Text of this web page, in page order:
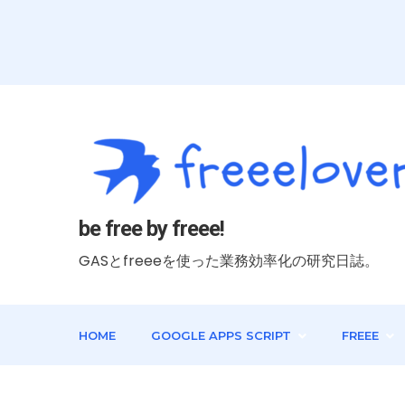
be free by freee!
GASとfreeeを使った業務効率化の研究日誌。
HOME GOOGLE APPS SCRIPT FREEE